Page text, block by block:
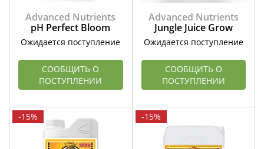
Advanced Nutrients
pH Perfect Bloom
Ожидается поступление
СООБЩИТЬ О
ПОСТУПЛЕНИИ
Advanced Nutrients
Jungle Juice Grow
Ожидается поступление
СООБЩИТЬ О
ПОСТУПЛЕНИИ
-15% -15%